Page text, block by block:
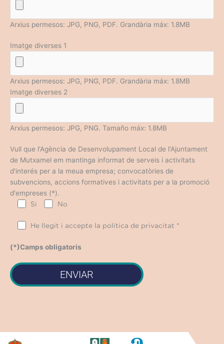
Arxius permesos: JPG, PNG, PDF. Grandària máx: 1.8MB
Imatge diverses 1
Arxius permesos: JPG, PNG, PDF. Grandària máx: 1.8MB
Imatge diverses 2
Arxius permesos: JPG, PNG. Tamaño máx: 1.8MB
Vull que l'Agència de Desenvolupament Local de l'Ajuntament
de Mutxamel em mantinga informat de serveis i activitats
d'interés per a la meua empresa; convocatòries de
subvencions, accions formatives i activitats per a la promoció
d'empreses (*).
Si No
He llegit i accepte la política de privacitat *
(*)Camps obligatoris